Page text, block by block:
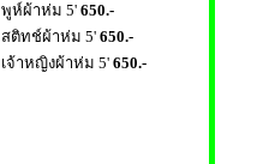
พูห์ผ้าห่ม 5' 650.-
สติทช์ผ้าห่ม 5' 650.-
เจ้าหญิงผ้าห่ม 5' 650.-